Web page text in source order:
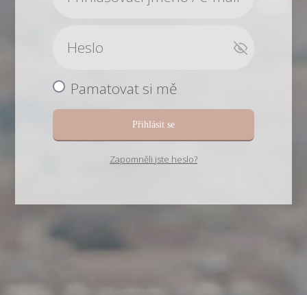
Pamatovat si mě
Přihlásit se
Zapomněli jste heslo?